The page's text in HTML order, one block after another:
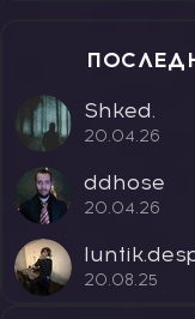
Shked.
20.04.26
ddhose
20.04.26
20.08.25